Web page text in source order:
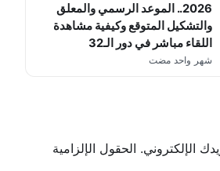
2026.. الموعد الرسمي والمعلق
والتشكيل المتوقع وكيفية مشاهدة
اللقاء مباشر في دور الـ32
شهر واحد مضت
الإلكتروني. الحقول الإلزامية